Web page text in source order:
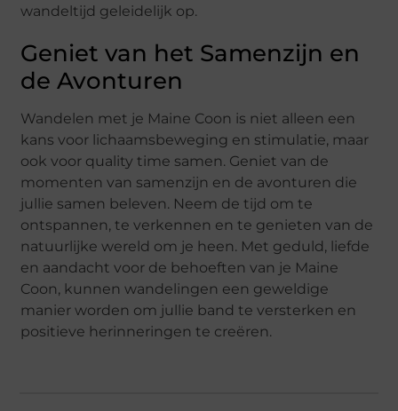
wandeltijd geleidelijk op.
Geniet van het Samenzijn en
de Avonturen
Wandelen met je Maine Coon is niet alleen een
kans voor lichaamsbeweging en stimulatie, maar
ook voor quality time samen. Geniet van de
momenten van samenzijn en de avonturen die
jullie samen beleven. Neem de tijd om te
ontspannen, te verkennen en te genieten van de
natuurlijke wereld om je heen. Met geduld, liefde
en aandacht voor de behoeften van je Maine
Coon, kunnen wandelingen een geweldige
manier worden om jullie band te versterken en
positieve herinneringen te creëren.